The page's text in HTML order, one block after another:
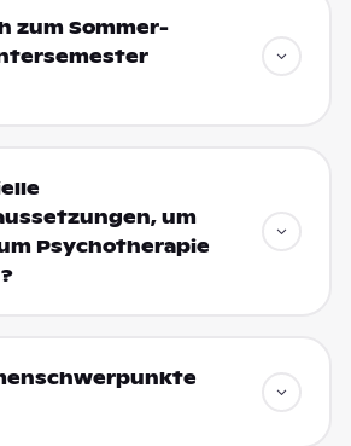
zum Sommer-
um
Psychotherapie